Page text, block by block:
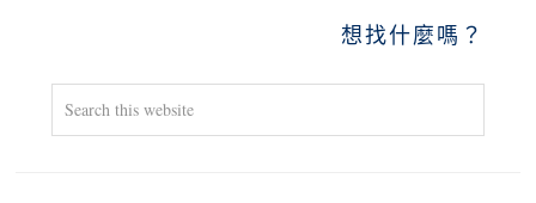
想找什麼嗎？
this